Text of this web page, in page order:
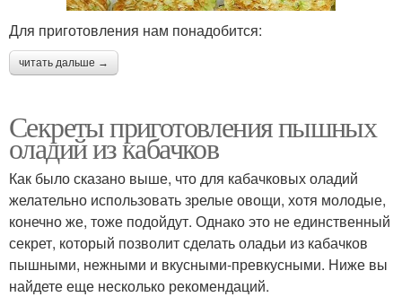
Для приготовления нам понадобится:
читать дальше →
Секреты приготовления пышных
оладий из кабачков
Как было сказано выше, что для кабачковых оладий
желательно использовать зрелые овощи, хотя молодые,
конечно же, тоже подойдут. Однако это не единственный
секрет, который позволит сделать оладьи из кабачков
пышными, нежными и вкусными-превкусными. Ниже вы
найдете еще несколько рекомендаций.